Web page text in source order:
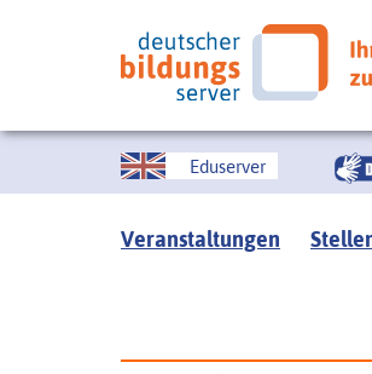
Eduserver
Veranstaltungen